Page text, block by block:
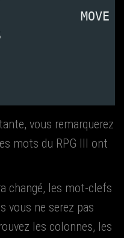
MOVE
vous remar­que­rez
mots du RPG III ont
chan­gé, les mot-clefs
vous ne serez pas
les colonnes, les